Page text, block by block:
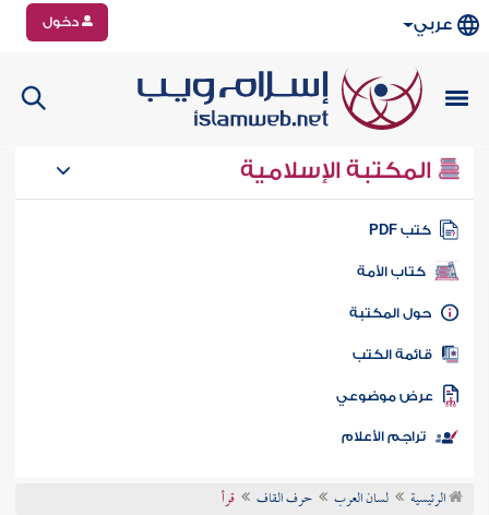
عربي دخول
المكتبة الإسلامية
كتب PDF
كتاب الأمة
المكتبة
الكتب
موضوعي
تراجم الأعلام
الرئيسية لسان العرب حرف القاف قرأ